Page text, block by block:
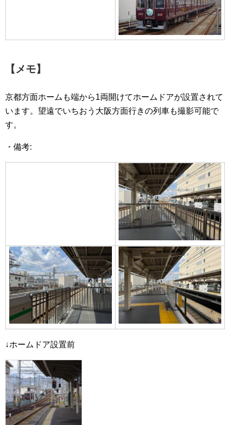
【メモ】
京都方面ホームも端から1両開けてホームドアが設置されて
います。望遠でいちおう大阪方面行きの列車も撮影可能で
す。
・備考:
↓ホームドア設置前